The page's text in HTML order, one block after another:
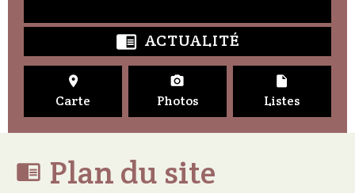
 ACTUALITÉ

Carte

Photos

Listes
 Plan du site